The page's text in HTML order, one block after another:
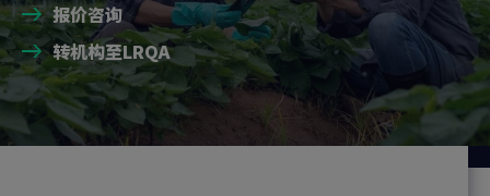
报价咨询
转机构至LRQA